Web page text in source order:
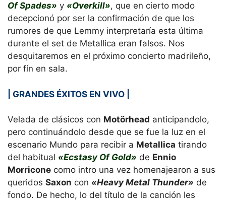
Of Spades» y «Overkill», que en cierto modo
decepcionó por ser la confirmación de que los
rumores de que Lemmy interpretaría esta última
durante el set de Metallica eran falsos. Nos
desquitaremos en el próximo concierto madrileño,
por fín en sala.
| GRANDES ÉXITOS EN VIVO |
Velada de clásicos con Motörhead anticipandolo,
pero continuándolo desde que se fue la luz en el
escenario Mundo para recibir a Metallica tirando
del habitual «Ecstasy Of Gold» de Ennio
Morricone como intro una vez homenajearon a sus
queridos Saxon con «Heavy Metal Thunder» de
fondo. De hecho, lo del título de la canción les